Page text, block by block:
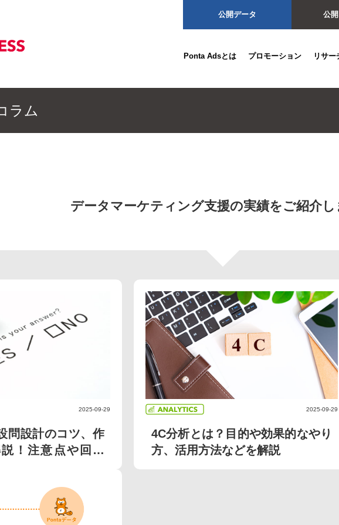
公開データ 公
Ponta Adsとは プロモーション リサー
ラム
データマーケティング支援の実績をご紹介し
2025-09-29
問設計のコツ、作
！注意点や回答
2025-09-29
4C分析とは？目的や効果的なやり
方、活用方法などを解説